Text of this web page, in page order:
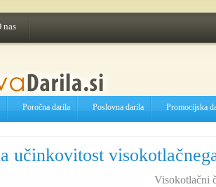
nas
Poročna darila Poslovna darila Promocijska
učinkovitost
Visokotlačni